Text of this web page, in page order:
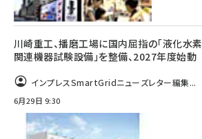
川崎重工、播磨工場に国内屈指の「液化水素
関連機器試験設備」を整備、2027年度始動
インプレスSmartGridニューズレター編集...
6月29日 9:30